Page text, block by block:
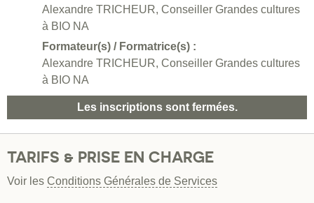
Alexandre TRICHEUR, Conseiller Grandes cultures
à BIO NA
Formateur(s) / Formatrice(s) :
Alexandre TRICHEUR, Conseiller Grandes cultures
à BIO NA
Les inscriptions sont fermées.
TARIFS & PRISE EN CHARGE
Voir les Conditions Générales de Services